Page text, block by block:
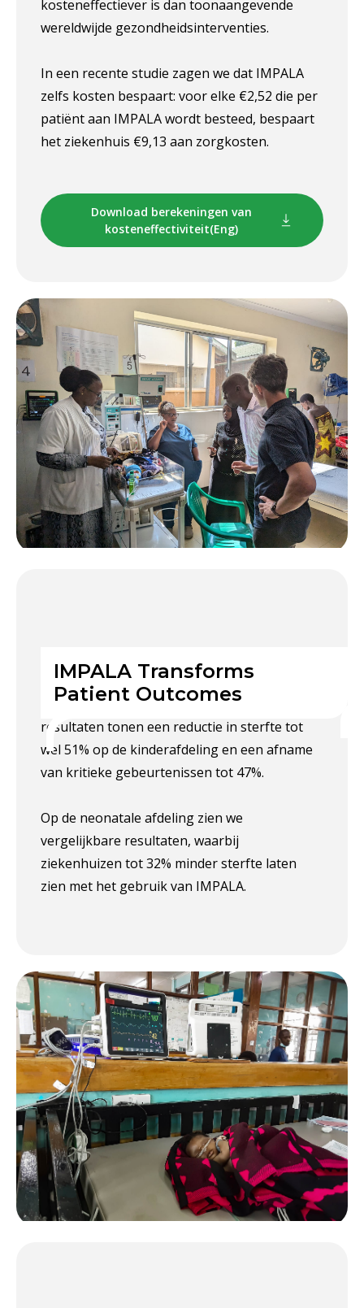
kosteneffectiever is dan toonaangevende
wereldwijde gezondheidsinterventies.
In een recente studie zagen we dat IMPALA
zelfs kosten bespaart: voor elke €2,52 die per
patiënt aan IMPALA wordt besteed, bespaart
het ziekenhuis €9,13 aan zorgkosten.
Download berekeningen van
kosteneffectiviteit(Eng)
IMPALA Transforms
Patient Outcomes
Via de IMPALA-monitor dragen we bij aan het
verbeteren van de efficiëntie van zorg. Onze
resultaten tonen een reductie in sterfte tot
wel 51% op de kinderafdeling en een afname
van kritieke gebeurtenissen tot 47%.
Op de neonatale afdeling zien we
vergelijkbare resultaten, waarbij
ziekenhuizen tot 32% minder sterfte laten
zien met het gebruik van IMPALA.